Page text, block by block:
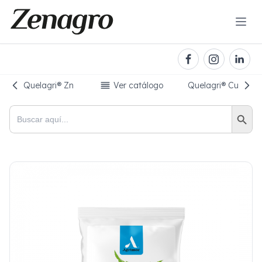
Quelagri®️ Zn Ver catálogo Quelagri®️ Cu
Buscar: Botón de